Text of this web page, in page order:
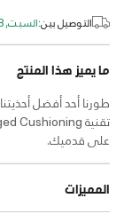
التوصيل بين:السبت, 08 أغسطس - الإثنين, 10 أغسطس
ما يميز هذا المنتج
طورنا أحد أفضل
على قدميك.
المميزات